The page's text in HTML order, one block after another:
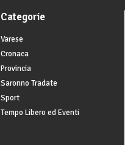
Categorie
Varese
Cronaca
Provincia
Saronno Tradate
Sport
Tempo Libero ed Eventi